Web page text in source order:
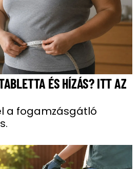
ÉS HÍZÁS? ITT AZ
a fogamzásgátló